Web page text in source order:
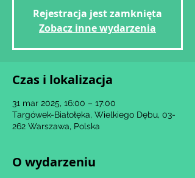
Rejestracja jest zamknięta
Zobacz inne wydarzenia
Czas i lokalizacja
31 mar 2025, 16:00 – 17:00
Targówek-Białołęka, Wielkiego Dębu, 03-
262 Warszawa, Polska
O wydarzeniu